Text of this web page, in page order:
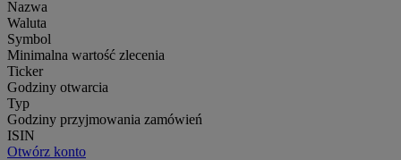
Nazwa
Waluta
Symbol
Minimalna wartość zlecenia
Ticker
Godziny otwarcia
Typ
Godziny przyjmowania zamówień
ISIN
Otwórz konto